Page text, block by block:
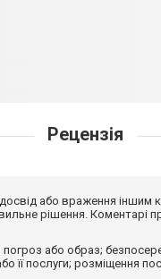
Рецензія
або враження
рішення. Коментарі
або образ;
її послуги; розміщення